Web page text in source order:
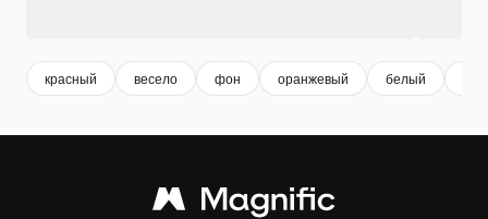
красный весело фон оранжевый белый